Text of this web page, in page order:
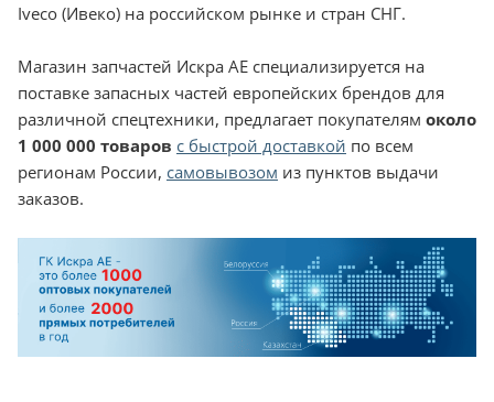
Iveco (Ивеко) на российском рынке и стран СНГ.
Магазин запчастей Искра АЕ специализируется на
поставке запасных частей европейских брендов для
различной спецтехники, предлагает покупателям около
1 000 000 товаров с быстрой доставкой по всем
регионам России, самовывозом из пунктов выдачи
заказов.